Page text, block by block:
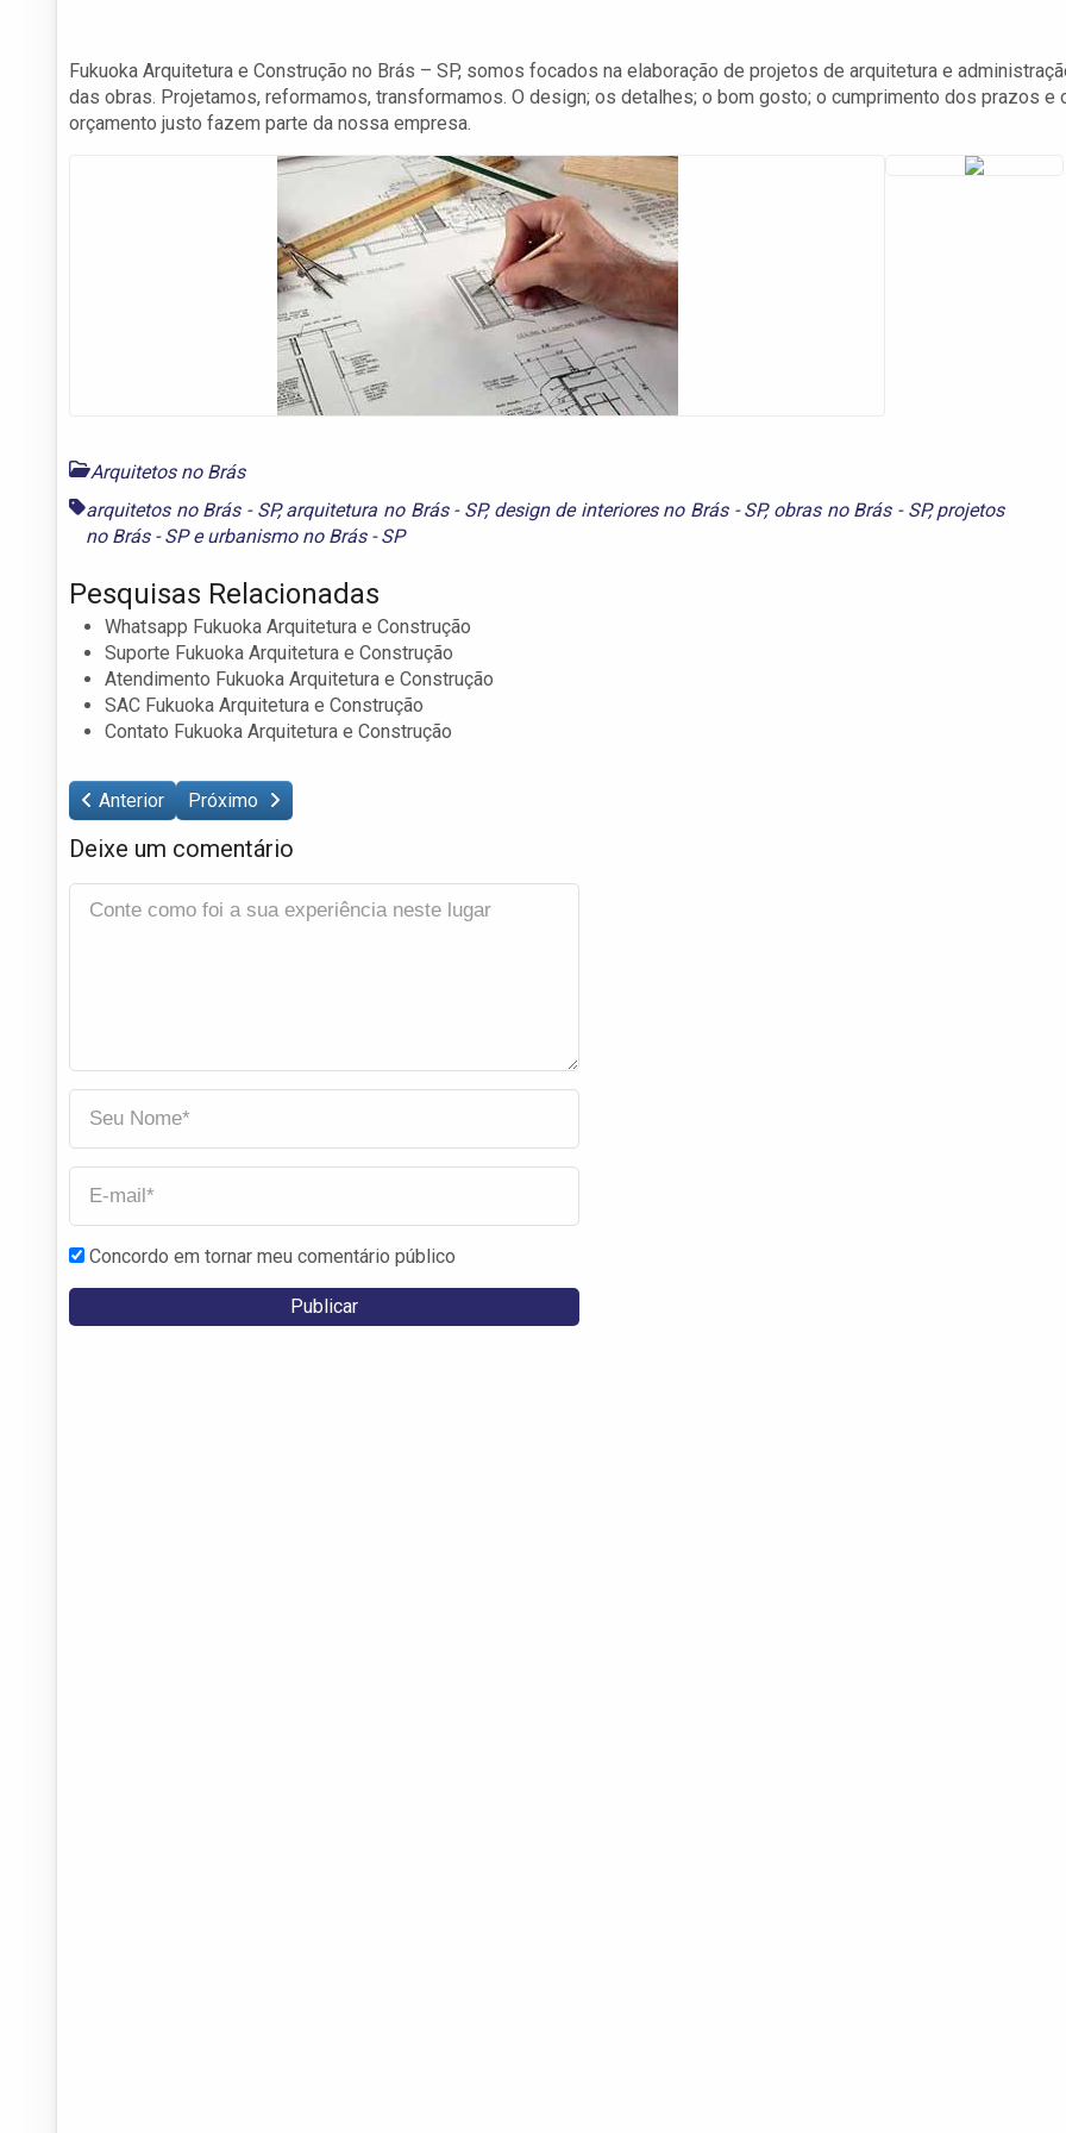
Fukuoka Arquitetura e Construção no Brás – SP, somos focados na elaboração de projetos de arquitetura e
das obras. Projetamos, reformamos, transformamos. O design; os detalhes; o bom gosto; o cumprimento dos prazos e
orçamento justo fazem parte da nossa empresa.
Arquitetos no Brás
arquitetos no Brás - SP,arquitetura no Brás - SP, design de interiores no Brás - SP, obras no Brás - SP,projetos
no Brás - SPeurbanismo no Brás - SP
Pesquisas Relacionadas
Whatsapp Fukuoka Arquitetura e Construção
Suporte Fukuoka Arquitetura e Construção
Atendimento Fukuoka Arquitetura e Construção
SAC Fukuoka Arquitetura e Construção
Contato Fukuoka Arquitetura e Construção
Anterior Próximo
Deixe um comentário
Concordo em tornar meu comentário público